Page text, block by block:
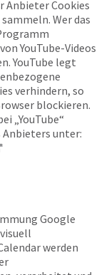
Anbieter Cookies
Wer das
YouTube-Videos
YouTube legt
verhindern, so
blockieren.
„YouTube“
Anbieters unter:
Google
werden